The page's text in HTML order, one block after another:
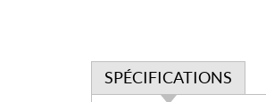
SPÉCIFICATIONS